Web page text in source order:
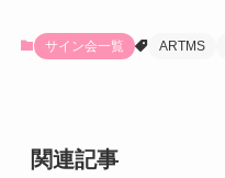
サイン会一覧 ARTMS
関連記事